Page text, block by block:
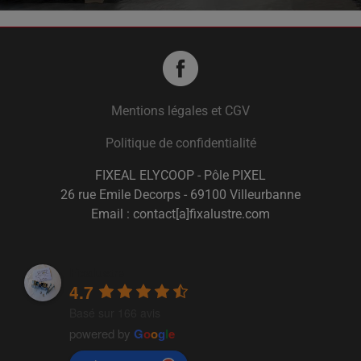
Tommy
Mentions légales et CGV
Politique de confidentialité
FIXEAL ELYCOOP - Pôle PIXEL
26 rue Emile Decorps - 69100 Villeurbanne
Email : contact[a]fixalustre.com
4.7
powered by Google